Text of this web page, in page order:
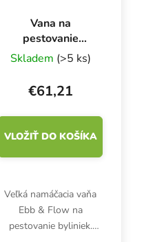
Vana na
pestovanie
Ebb&Flow
100x100 cm
Skladem (>5 ks)
€61,21
VLOŽIŤ DO KOŠÍKA
Veľká namáčacia vaňa
Ebb & Flow na
pestovanie byliniek.